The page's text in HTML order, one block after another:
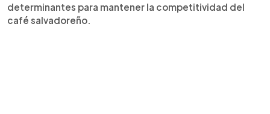
determinantes para mantener la competitividad del
café salvadoreño.